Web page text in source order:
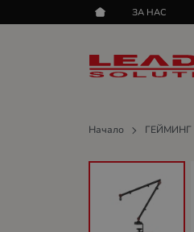
ЗА НАС
Начало ГЕЙМИНГ